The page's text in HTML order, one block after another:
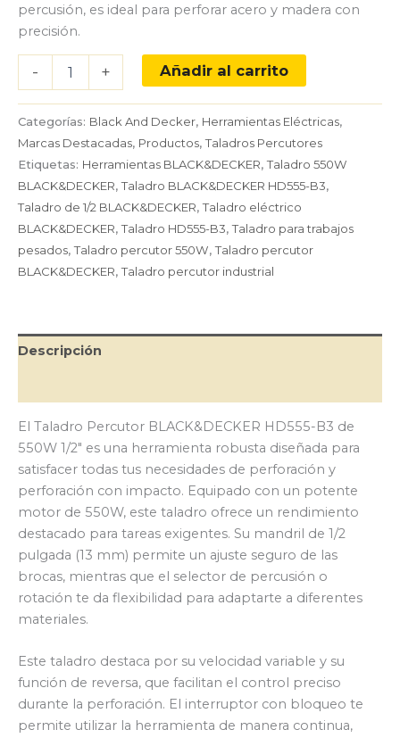
percusión, es ideal para perforar acero y madera con
precisión.
-
Percutor
HD555-
de
550W
1/2"
cantidad
+ Añadir al carrito
Categorías: Black And Decker, Herramientas Eléctricas,
Marcas Destacadas, Productos,Taladros Percutores
Etiquetas: Herramientas BLACK&DECKER,Taladro 550W
BLACK&DECKER,Taladro BLACK&DECKER HD555-B3,
Taladro de 1/2 BLACK&DECKER,Taladro eléctrico
BLACK&DECKER,Taladro HD555-B3,Taladro para trabajos
pesados,Taladro percutor 550W,Taladro percutor
BLACK&DECKER,Taladro percutor industrial
Descripción
El Taladro Percutor BLACK&DECKER HD555-B3 de
550W 1/2″ es una herramienta robusta diseñada para
satisfacer todas tus necesidades de perforación y
perforación con impacto. Equipado con un potente
motor de 550W, este taladro ofrece un rendimiento
destacado para tareas exigentes. Su mandril de 1/2
pulgada (13 mm) permite un ajuste seguro de las
brocas, mientras que el selector de percusión o
rotación te da flexibilidad para adaptarte a diferentes
materiales.
Este taladro destaca por su velocidad variable y su
función de reversa, que facilitan el control preciso
durante la perforación. El interruptor con bloqueo te
permite utilizar la herramienta de manera continua,